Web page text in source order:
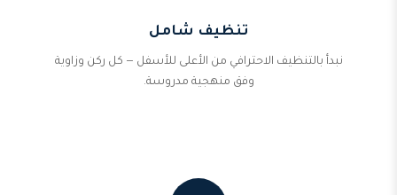
تنظيف شامل
نبدأ بالتنظيف الاحترافي من الأعلى للأسفل — كل ركن وزاوية
وفق منهجية مدروسة.